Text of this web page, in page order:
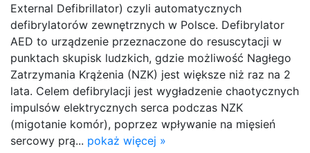
External Defibrillator) czyli automatycznych
defibrylatorów zewnętrznych w Polsce. Defibrylator
AED to urządzenie przeznaczone do resuscytacji w
punktach skupisk ludzkich, gdzie możliwość Nagłego
Zatrzymania Krążenia (NZK) jest większe niż raz na 2
lata. Celem defibrylacji jest wygładzenie chaotycznych
impulsów elektrycznych serca podczas NZK
(migotanie komór), poprzez wpływanie na mięsień
sercowy prą... pokaż więcej »